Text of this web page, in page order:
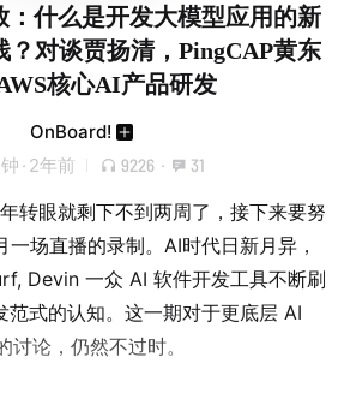
：什么是开发大模型应用的新
？对谈贾扬清，PingCAP黄东
核心AI产品研发
OnBoard!
· 2年前 9226 · 31
转眼就剩下不到两周了，接下来要努
一场直播的录制。AI时代日新月异，
Devin 一众 AI 软件开发工具不断刷
范式的认知。这一期对于更底层 AI
论，仍然不过时。